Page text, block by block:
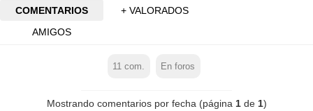
COMENTARIOS
+ VALORADOS
AMIGOS
11 com. En foros
Mostrando comentarios por fecha (página 1de 1)